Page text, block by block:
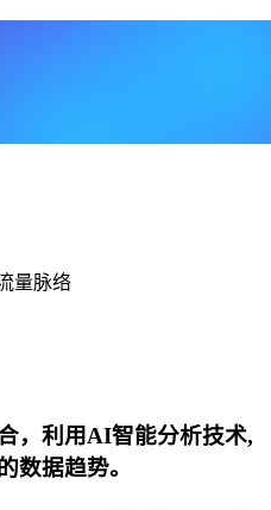
量脉络
，利用AI智能分析技术,
数据趋势。